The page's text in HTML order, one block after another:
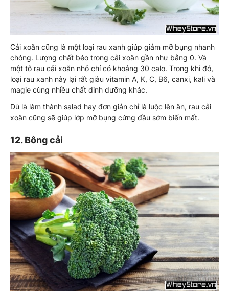
Cải xoăn cũng là một loại rau xanh giúp giảm mỡ bụng nhanh
chóng. Lượng chất béo trong cải xoăn gần như bằng 0. Và
một tô rau cải xoăn nhỏ chỉ có khoảng 30 calo. Trong khi đó,
loại rau xanh này lại rất giàu vitamin A, K, C, B6, canxi, kali và
magie cùng nhiều chất dinh dưỡng khác.
Dù là làm thành salad hay đơn giản chỉ là luộc lên ăn, rau cải
xoăn cũng sẽ giúp lớp mỡ bụng cứng đầu sớm biến mất.
12. Bông cải